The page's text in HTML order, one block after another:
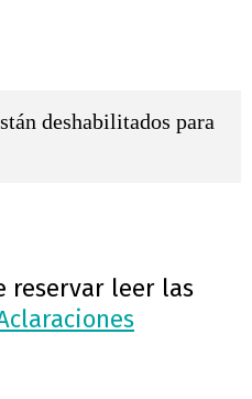
deshabilitados para
reservar leer las